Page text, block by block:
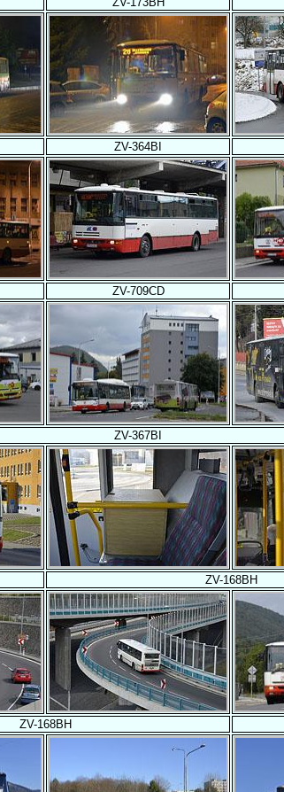
ZV-364BI
ZV-709CD
ZV-367BI
ZV-168BH
ZV-168BH